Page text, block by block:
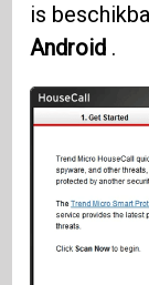
is
Android .